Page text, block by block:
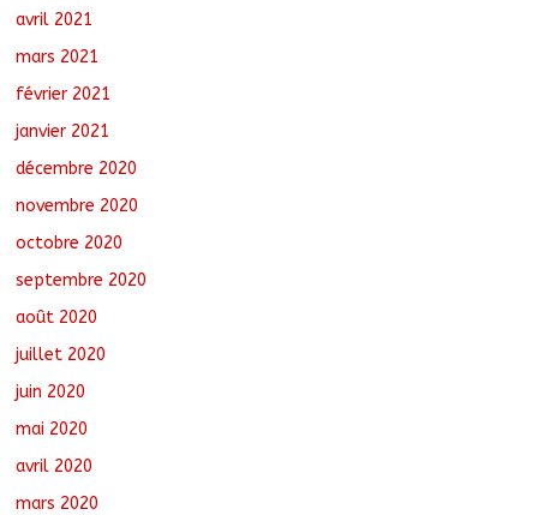
avril 2021
mars 2021
février 2021
janvier 2021
décembre 2020
novembre 2020
octobre 2020
septembre 2020
août 2020
juillet 2020
juin 2020
mai 2020
avril 2020
mars 2020